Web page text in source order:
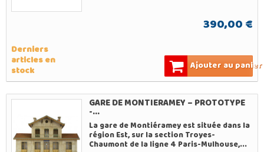
390,00 €
Derniers
articles en
stock Ajouter au panier
GARE DE MONTIERAMEY – PROTOTYPE
-...
La gare de Montiéramey est située dans la
région Est, sur la section Troyes-
Chaumont de la ligne 4 Paris-Mulhouse,...